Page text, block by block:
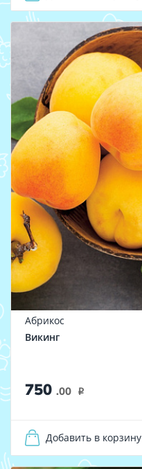
Абрикос
Викинг
750 .00 i
Добавить в корзину